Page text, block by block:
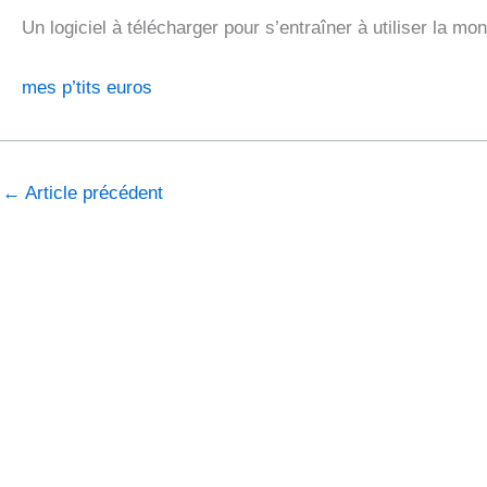
Un logiciel à télécharger pour s’entraîner à utiliser la
mes p’tits euros
← Article précédent